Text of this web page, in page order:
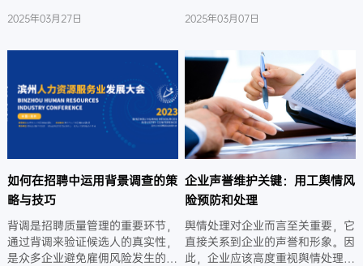
机构，全景求是凭借独创的雇佣风
2025年03月27日
效率提升到一个全新的高度，做到
的交付服务体验，重新定义了背调
行业的服务标准，为企业提供了极
速交付的完美解决方案，助力企业
在人才争夺战中抢占先机。
2025年03月07日
如何在招聘中运用背景调查的策
略与技巧
背调是招聘质量管理的重要环节，
通过背调来验证候选人的真实性，
是众多企业避免雇佣风险发生的重
企业声誉维护关键：用工舆情风
险预防和处理
舆情处理对企业而言至关重要，它
直接关系到企业的声誉和形象。因
此，企业应该高度重视舆情处理，